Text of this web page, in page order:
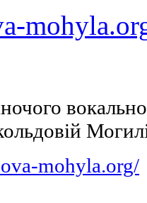
mohyla.org/